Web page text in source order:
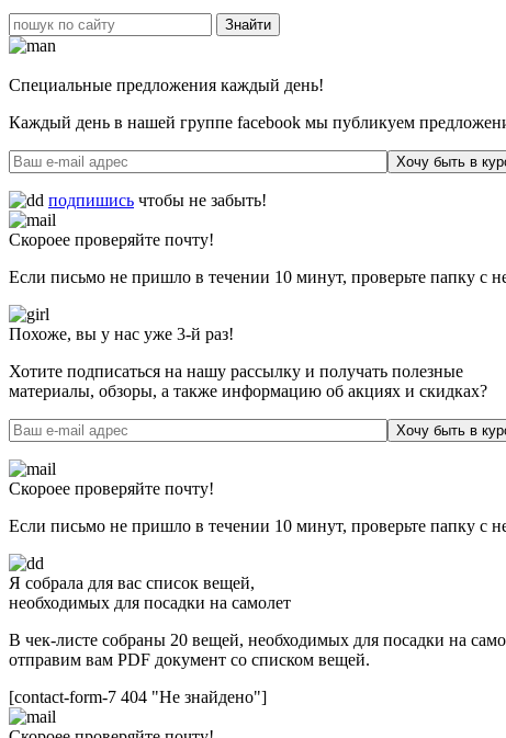
Специальные предложения каждый день!
Каждый день в нашей группе facebook мы публикуем
Хочу быть в
подпишись чтобы не забыть!
Скороее проверяйте почту!
Если письмо не пришло в течении 10 минут, проверьте папку с
Похоже, вы у нас уже 3-й раз!
Хотите подписаться на нашу рассылку и получать полезные
материалы, обзоры, а также информацию об акциях и скидках?
Хочу быть в
Скороее проверяйте почту!
Если письмо не пришло в течении 10 минут, проверьте папку с
Я собрала для вас список вещей,
необходимых для посадки на самолет
В чек-листе собраны 20 вещей, необходимых для посадки на
отправим вам PDF документ со списком вещей.
[contact-form-7 404 "Не знайдено"]